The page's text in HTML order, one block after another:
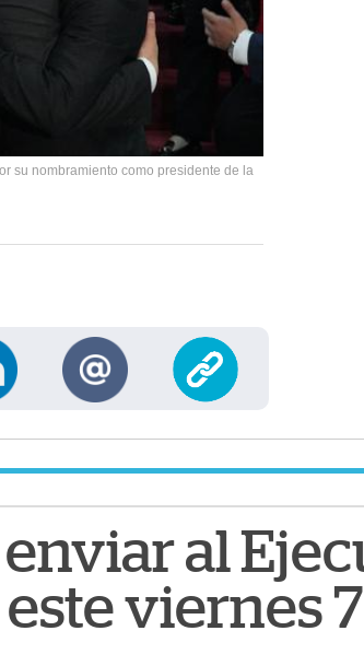
su nombramiento como presidente de la
al
viernes